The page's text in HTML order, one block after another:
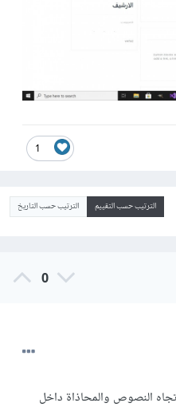
1
الترتيب حسب التقييم الترتيب حسب التاريخ
0
النصوص والمحاذاة داخل